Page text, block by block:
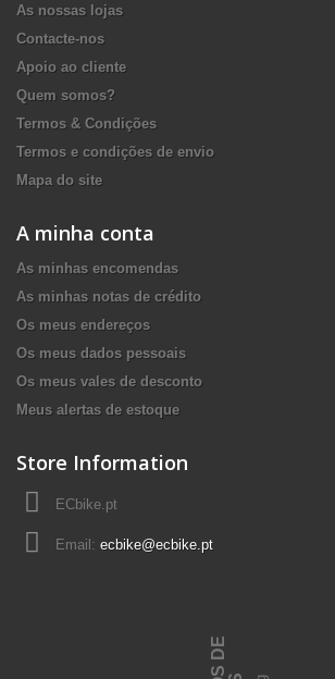
As nossas lojas
Contacte-nos
Apoio ao cliente
Quem somos?
Termos & Condições
Termos e condições de envio
Mapa do site
A minha conta
As minhas encomendas
As minhas notas de crédito
Os meus endereços
Os meus dados pessoais
Os meus vales de desconto
Meus alertas de estoque
Store Information
ECbike.pt
Email: ecbike@ecbike.pt